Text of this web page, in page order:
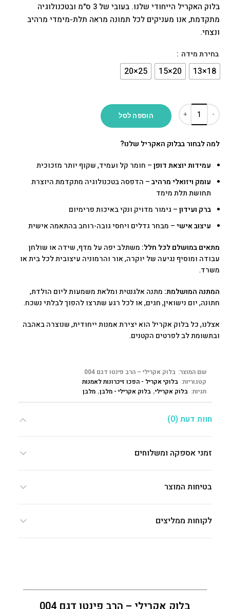
בלוק האקריל הייחודי שלנו. בעובי של 3 ס"מ ובטכנולוגיה
מתקדמת, אנו מעניקים לכל תמונה מראה תלת-מימדי מרהיב
ונצחי.
בחירת מידה
הוספה לסל
למה לבחור בבלוק האקריל שלנו?
עמידות יוצאת דופן– חומר קל ועמיד, שקוף יותר מזכוכית
עומק ויזואלי מרהיב– הדפסה בטכנולוגיה מתקדמת היוצרת
תחושת תלת מימד
ברק ועידון– גימור מדויק ונקי באיכות פרימיום
עיצוב אישי– מבחר גדלים ויחסי גובה-רוחב בהתאמה אישית
מתאים במושלם לכל חלל: משתלב יפה על מדף, שידה או שולחן
עבודה ומוסיף נגיעה של יוקרה, אור והרמוניה עיצובית לכל בית או
משרד.
המתנה המושלמת: מתנה אלגנטית ומלאת משמעות ליום הולדת,
חתונה, יום נישואין, חגים, או לכל רגע שתרצו להפוך לבלתי נשכח.
אצלנו, כל בלוק אקריל הוא יצירת אמנות ייחודית, שנוצרה באהבה
ובתשומת לב לפרטים הקטנים.
שם המוצר: בלוק אקרילי – הרב פינטו דגם 004
קטגוריות: בלוקי אקריל - הפכו זיכרונות לאמנות
תגיות: בלוק אקרילי, בלוק אקרילי - מלבן, מלבן
חוות דעת (0)
זמני אספקה ומשלוחים
בטיחות המוצר
לקוחות ממליצים